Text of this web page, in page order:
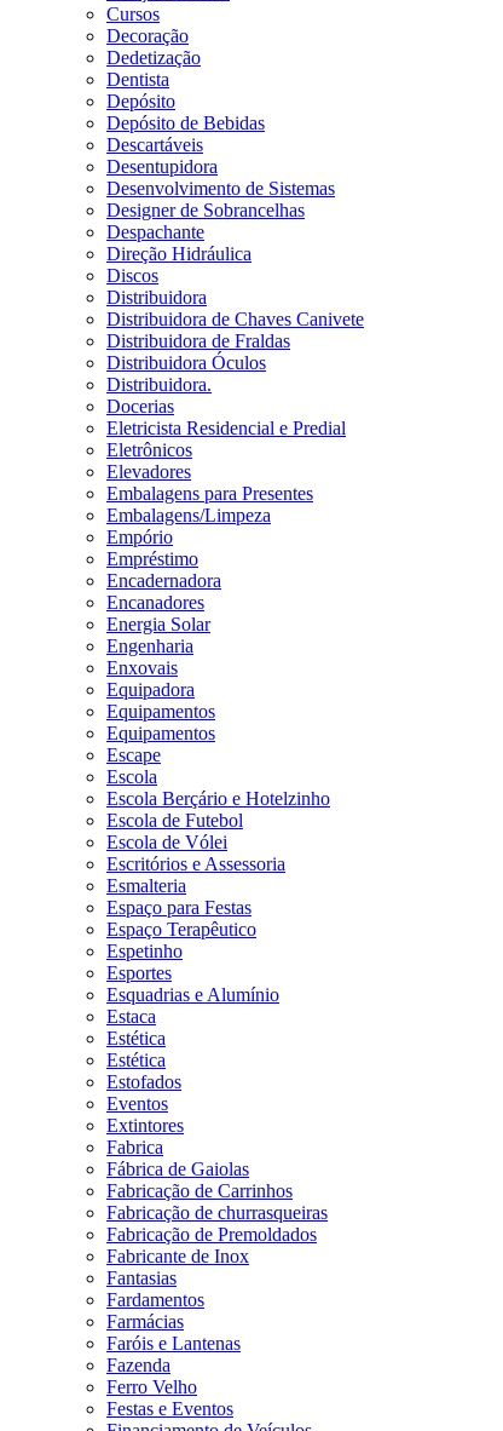
Cursos
Decoração
Dedetização
Dentista
Depósito
Depósito de Bebidas
Descartáveis
Desentupidora
Desenvolvimento de Sistemas
Designer de Sobrancelhas
Despachante
Direção Hidráulica
Discos
Distribuidora
Distribuidora de Chaves Canivete
Distribuidora de Fraldas
Distribuidora Óculos
Distribuidora.
Docerias
Eletricista Residencial e Predial
Eletrônicos
Elevadores
Embalagens para Presentes
Embalagens/Limpeza
Empório
Empréstimo
Encadernadora
Encanadores
Energia Solar
Engenharia
Enxovais
Equipadora
Equipamentos
Equipamentos
Escape
Escola
Escola Berçário e Hotelzinho
Escola de Futebol
Escola de Vólei
Escritórios e Assessoria
Esmalteria
Espaço para Festas
Espaço Terapêutico
Espetinho
Esportes
Esquadrias e Alumínio
Estaca
Estética
Estética
Estofados
Eventos
Extintores
Fabrica
Fábrica de Gaiolas
Fabricação de Carrinhos
Fabricação de churrasqueiras
Fabricação de Premoldados
Fabricante de Inox
Fantasias
Fardamentos
Farmácias
Faróis e Lantenas
Fazenda
Ferro Velho
Festas e Eventos